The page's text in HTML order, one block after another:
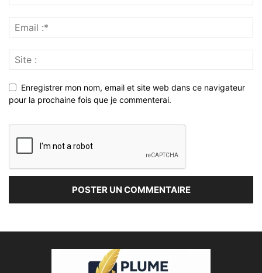
Enregistrer mon nom, email et site web dans ce navigateur
pour la prochaine fois que je commenterai.